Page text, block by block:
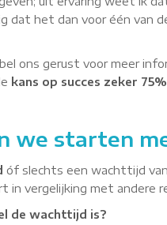
dat het dan voor één
ons gerust voor meer
kans op succes zeker 75%
we starten
óf slechts een wachttijd
in vergelijking met andere
de wachttijd is?